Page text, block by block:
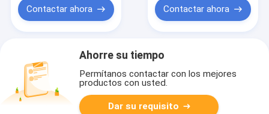
Contactar ahora Contactar ahora
Ahorre su tiempo
Permítanos contactar con los mejores
productos con usted.
Dar su requisito